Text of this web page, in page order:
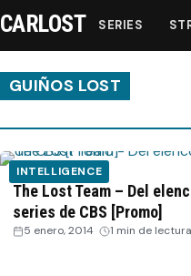
Streaming
Recomendaciones
CARLOST SERIES
GUIÑOS LOST
INTELLIGENCE
The Lost Team – Del
series de CBS [Promo]
5 enero, 2014 1 min de lectura